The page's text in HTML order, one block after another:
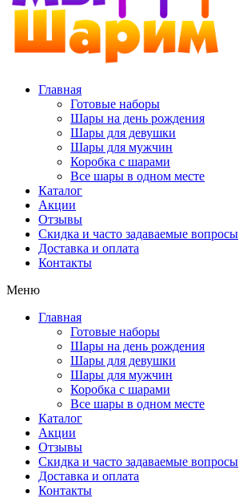
Главная
Готовые наборы
Шары на день рождения
Шары для девушки
Шары для мужчин
Коробка с шарами
Все шары в одном месте
Каталог
Акции
Отзывы
Скидка и часто задаваемые вопросы
Доставка и оплата
Контакты
Меню
Главная
Готовые наборы
Шары на день рождения
Шары для девушки
Шары для мужчин
Коробка с шарами
Все шары в одном месте
Каталог
Акции
Отзывы
Скидка и часто задаваемые вопросы
Доставка и оплата
Контакты